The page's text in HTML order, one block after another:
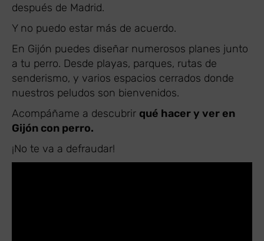
después de Madrid.
Y no puedo estar más de acuerdo.
En Gijón puedes diseñar numerosos planes junto
a tu perro. Desde playas, parques, rutas de
senderismo, y varios espacios cerrados donde
nuestros peludos son bienvenidos.
Acompáñame a descubrir qué hacer y ver en
Gijón con perro.
¡No te va a defraudar!